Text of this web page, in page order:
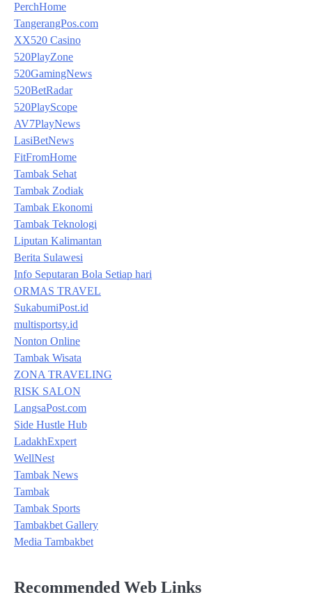
PerchHome
TangerangPos.com
XX520 Casino
520PlayZone
520GamingNews
520BetRadar
520PlayScope
AV7PlayNews
LasiBetNews
FitFromHome
Tambak Sehat
Tambak Zodiak
Tambak Ekonomi
Tambak Teknologi
Liputan Kalimantan
Berita Sulawesi
Info Seputaran Bola Setiap hari
ORMAS TRAVEL
SukabumiPost.id
multisportsy.id
Nonton Online
Tambak Wisata
ZONA TRAVELING
RISK SALON
LangsaPost.com
Side Hustle Hub
LadakhExpert
WellNest
Tambak News
Tambak
Tambak Sports
Tambakbet Gallery
Media Tambakbet
Recommended Web Links